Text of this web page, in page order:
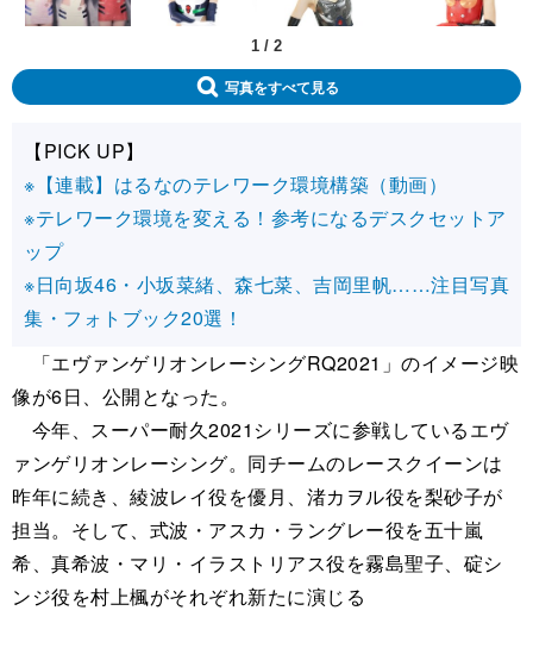
1 / 2
写真をすべて見る
【PICK UP】
※【連載】はるなのテレワーク環境構築（動画）
※テレワーク環境を変える！参考になるデスクセットア
ップ
※日向坂46・小坂菜緒、森七菜、吉岡里帆……注目写真
集・フォトブック20選！
「エヴァンゲリオンレーシングRQ2021」のイメージ映
像が6日、公開となった。
今年、スーパー耐久2021シリーズに参戦しているエヴ
ァンゲリオンレーシング。同チームのレースクイーンは
昨年に続き、綾波レイ役を優月、渚カヲル役を梨砂子が
担当。そして、式波・アスカ・ラングレー役を五十嵐
希、真希波・マリ・イラストリアス役を霧島聖子、碇シ
ンジ役を村上楓がそれぞれ新たに演じる